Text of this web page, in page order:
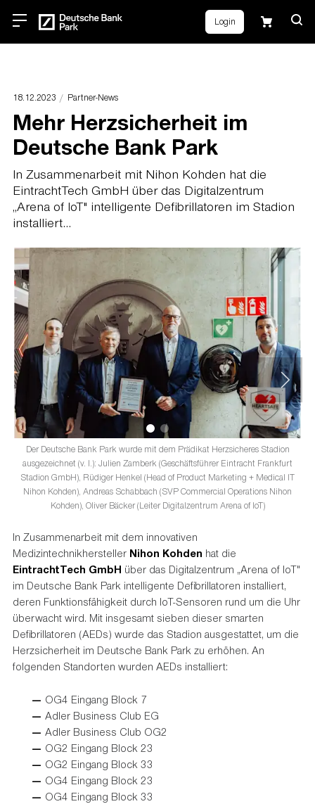
Login
18.12.2023 Partner-News
Mehr Herzsicherheit im
Deutsche Bank Park
In Zusammenarbeit mit Nihon Kohden hat die
EintrachtTech GmbH über das Digitalzentrum
„Arena of IoT" intelligente Defibrillatoren im Stadion
installiert...
Der Deutsche Bank Park wurde mit dem Prädikat Herzsicheres Stadion
ausgezeichnet (v. l.): Julien Zamberk (Geschäftsführer Eintracht Frankfurt
Stadion GmbH), Rüdiger Henkel (Head of Product Marketing + Medical IT
Nihon Kohden), Andreas Schabbach (SVP Commercial Operations Nihon
Kohden), Oliver Bäcker (Leiter Digitalzentrum Arena of IoT)
In Zusammenarbeit mit dem innovativen
Medizintechnikhersteller Nihon Kohden hat die
EintrachtTech GmbH über das Digitalzentrum „Arena of IoT"
im Deutsche Bank Park intelligente Defibrillatoren installiert,
deren Funktionsfähigkeit durch IoT-Sensoren rund um die Uhr
überwacht wird. Mit insgesamt sieben dieser smarten
Defibrillatoren (AEDs) wurde das Stadion ausgestattet, um die
Herzsicherheit im Deutsche Bank Park zu erhöhen. An
folgenden Standorten wurden AEDs installiert:
OG4 Eingang Block 7
Adler Business Club EG
Adler Business Club OG2
OG2 Eingang Block 23
OG2 Eingang Block 33
OG4 Eingang Block 23
OG4 Eingang Block 33